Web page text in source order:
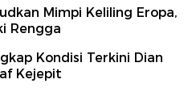
Mimpi Keliling Eropa,
Rengga
Kondisi Terkini Dian
Kejepit